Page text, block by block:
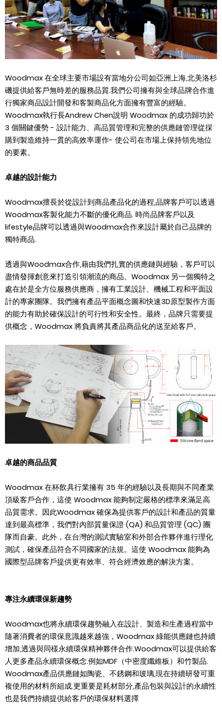
Woodmax 在全球主要市場設有當地分公司如亞洲上海,北美洛杉
磯提供給客戶無時差的服務品質.我們公司擁有與全球品牌合作進
行獨家商品設計開發和客製商品化方面擁有豐富的經驗。
Woodmax執行長Andrew Chen說明 Woodmax 的成功歸功於
3 個關鍵優勢 - 設計能力、高品質管理和完整的供應鏈管理從採
購到製造維持一貫的高效率運作- 使公司在市場上保持領先地位
的要素。
卓越的設計能力
Woodmax擅長於從設計到商品產品化的過程,品牌客戶可以透過
Woodmax客製化能力不斷的優化商品. 時尚品牌客戶以及
lifestyle品牌可以透過與Woodmax合作來設計屬於自己品牌的
獨特商品.
透過與Woodmax合作,藉由我們扎實的供應鏈與經驗，客戶可以
盡情發揮創意來打造引領潮流的商品。 Woodmax 另一個獨特之
處在於是全方位服務供應商，擁有工業設計、機械工程和平面設
計的專家團隊。我們擁有產品平面概念圖和快速3D原型製作方面
的能力有助於確保設計的可行性和安全性。最終，品牌只需要提
供概念， Woodmax 將負責將其產品商品化的送至給客戶。
卓越的商品品質
Woodmax 在杯飲具行業擁有 35 年的經驗以及長期與不同產業
頂級客戶合作，這使 Woodmax 能夠制定嚴格的標準來滿足高
品質需求。因此Woodmax 確保為提供客戶的設計和產品的質量
達到最高標準，我們對內部質量保證 (QA) 和品質管理 (QC) 團
隊而自豪。此外，在台灣的測試實驗室和外部合作夥伴進行理化
測試，確保產品符合不同國家的法規。這使 Woodmax 能夠為
國際型品牌客戶提供更有效率、符合經濟效應的解決方案。
專注永續環保新趨勢
Woodmax也將永續環保趨勢融入在設計、製造和生產過程當中
隨著消費者的環保意識越來越強， Woodmax 綠能供應鏈也持續
增加,透過與同樣永續環保精神夥伴合作.Woodmax可以提供給客
人更多產品永續環保概念.例如MDF （中密度纖維板）和竹製品.
Woodmax產品供應鏈如陶瓷、不銹鋼和玻璃,現在持續研發可重
複使用的材料所組成.更重要是耗材部分,產品包裝與設計的永續性
也是我們持續提供給客戶的環保材料選擇